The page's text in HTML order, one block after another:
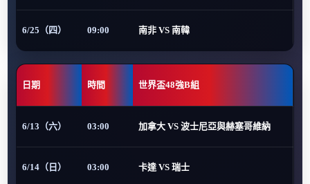
6/25（四） 09:00 南非 VS 南韓
日期 時間 世界盃48強B組
6/13（六） 03:00 加拿大 VS 波士尼亞與赫塞哥維納
6/14（日） 03:00 卡達 VS 瑞士